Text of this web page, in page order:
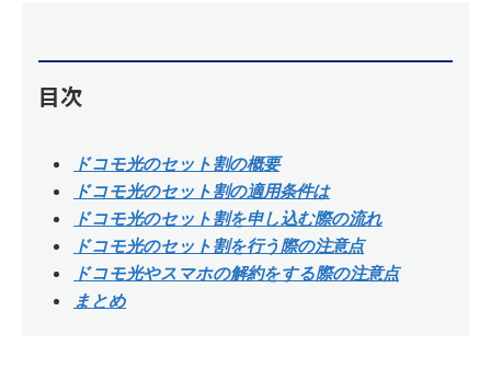
目次
ドコモ光のセット割の概要
ドコモ光のセット割の適用条件は
ドコモ光のセット割を申し込む際の流れ
ドコモ光のセット割を行う際の注意点
ドコモ光やスマホの解約をする際の注意点
まとめ